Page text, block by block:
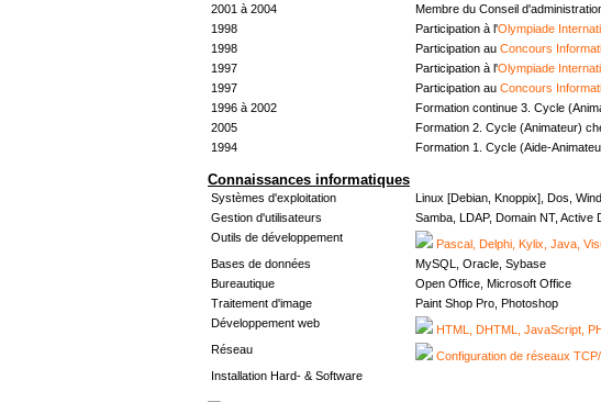
2001 à 2004
Membre du Conseil
1998
Participation à l'Olympiade
1998
Participation au Concours
1997
Participation à l'Olympiade
1997
Participation au Concours
1996 à 2002
Formation continue 3. Cycle
2005
Formation 2. Cycle (Animateur)
1994
Formation 1. Cycle (Aide-
Connaissances informatiques
Systèmes d'exploitation
Linux [Debian, Knoppix], Dos,
Gestion d'utilisateurs
Samba, LDAP, Domain NT,
Outils de développement
Pascal, Delphi, Kylix, Java,
Bases de données
MySQL, Oracle, Sybase
Bureautique
Open Office, Microsoft Office
Traitement d'image
Paint Shop Pro, Photoshop
Développement web
HTML, DHTML, JavaScript,
Réseau
Configuration de réseaux
Installation Hard- & Software